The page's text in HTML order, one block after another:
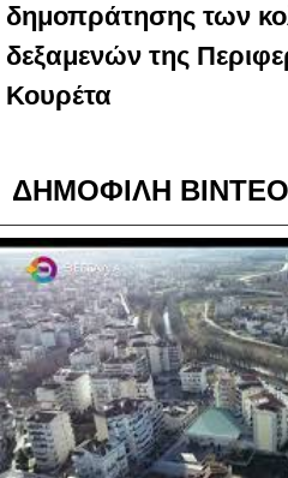
δημοπράτησης των
δεξαμενών της
Κουρέτα
ΔΗΜΟΦΙΛΗ ΒΙΝΤΕΟ